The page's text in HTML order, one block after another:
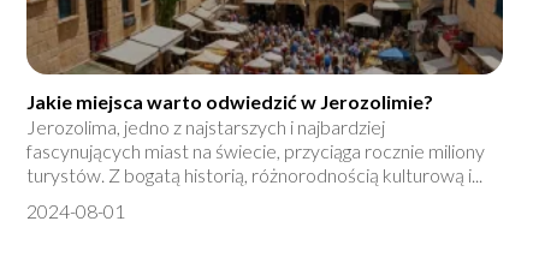
Jakie miejsca warto odwiedzić w Jerozolimie?
Jerozolima, jedno z najstarszych i najbardziej
fascynujących miast na świecie, przyciąga rocznie miliony
turystów. Z bogatą historią, różnorodnością kulturową i...
2024-08-01